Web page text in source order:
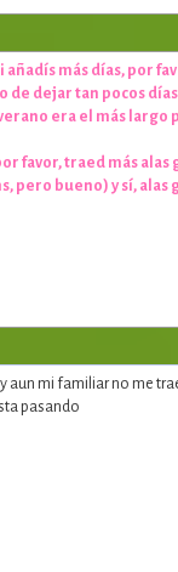
añadís más días, por
de dejar tan pocos
era el más largo
favor, traed más
pero bueno) y sí, alas
aun mi familiar no me
pasando